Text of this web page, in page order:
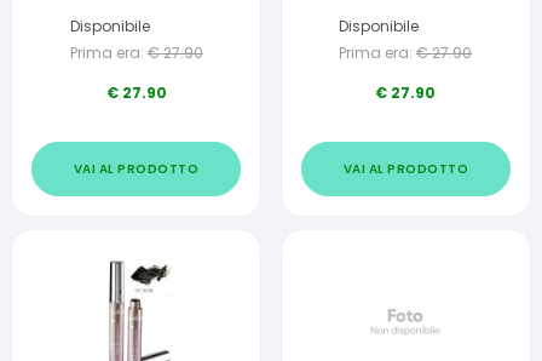
Disponibile
Prima era: €27.90
€ 27.90
VAI AL PRODOTTO
Disponibile
Prima era: €27.90
€ 27.90
VAI AL PRODOTTO